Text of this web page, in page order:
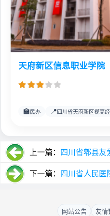
天府新区信息职业学院
🏫 民办 📍四川省天府新区视高
上一篇： 四川省郫县友
下一篇： 四川省人民医
网站公告 友情